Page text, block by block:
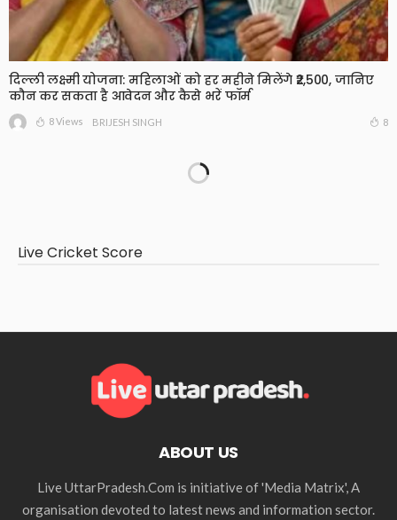
दिल्ली लक्ष्मी योजना: महिलाओं को हर महीने मिलेंगे ₹2,500, जानिए
कौन कर सकता है आवेदन और कैसे भरें फॉर्म
8 Views BRIJESH SINGH 8
Live Cricket Score
ABOUT US
Live UttarPradesh.Com is initiative of 'Media Matrix', A
organisation devoted to latest news and information sector.